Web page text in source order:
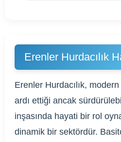
Erenler Hurdacılık
Erenler Hurdacılık,
ardı ettiği ancak
inşasında hayati bir rol
dinamik bir sektördür.